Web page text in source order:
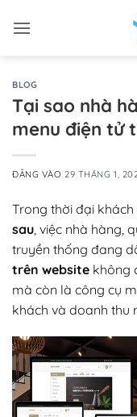
qua
BLOG
Tại sao nhà
menu điện tử
ĐĂNG VÀO29 THÁNG 1,
Trong thời đại khách
sau , việc nhà hàng,
truyền thống đang
trên website không
mà còn là công cụ
khách và doanh thu